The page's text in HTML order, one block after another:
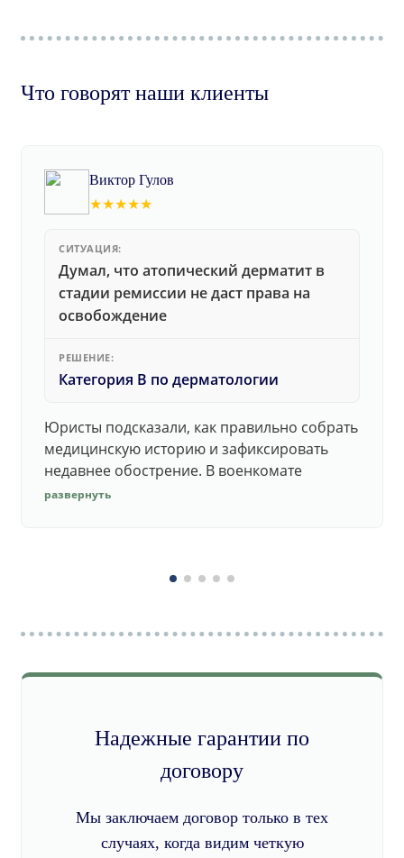
Что говорят наши клиенты
Виктор Гулов
★★★★★
СИТУАЦИЯ:
Думал, что атопический дерматит в
стадии ремиссии не даст права на
освобождение
РЕШЕНИЕ:
Категория В по дерматологии
Юристы подсказали, как правильно собрать
медицинскую историю и зафиксировать
недавнее обострение. В военкомате
дерматолог принял документы без споров.
развернуть
Надежные гарантии по
договору
Мы заключаем договор только в тех
случаях, когда видим четкую